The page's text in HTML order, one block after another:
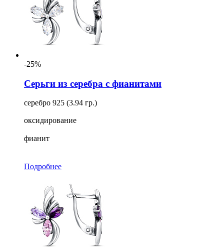
-25%
Серьги из серебра с фианитами
серебро 925 (3.94 гр.)
оксидирование
фианит
Подробнее